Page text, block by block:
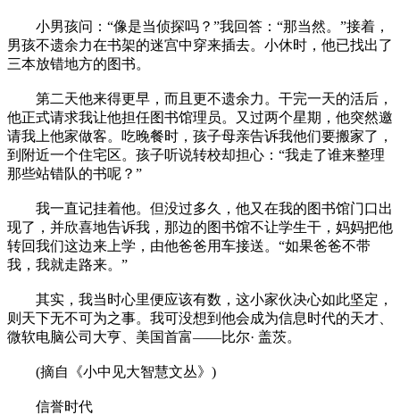
小男孩问：“像是当侦探吗？”我回答：“那当然。”接着，
男孩不遗余力在书架的迷宫中穿来插去。小休时，他已找出了
三本放错地方的图书。
第二天他来得更早，而且更不遗余力。干完一天的活后，
他正式请求我让他担任图书馆理员。又过两个星期，他突然邀
请我上他家做客。吃晚餐时，孩子母亲告诉我他们要搬家了，
到附近一个住宅区。孩子听说转校却担心：“我走了谁来整理
那些站错队的书呢？”
我一直记挂着他。但没过多久，他又在我的图书馆门口出
现了，并欣喜地告诉我，那边的图书馆不让学生干，妈妈把他
转回我们这边来上学，由他爸爸用车接送。“如果爸爸不带
我，我就走路来。”
其实，我当时心里便应该有数，这小家伙决心如此坚定，
则天下无不可为之事。我可没想到他会成为信息时代的天才、
微软电脑公司大亨、美国首富——比尔· 盖茨。
(摘自《小中见大智慧文丛》)
信誉时代